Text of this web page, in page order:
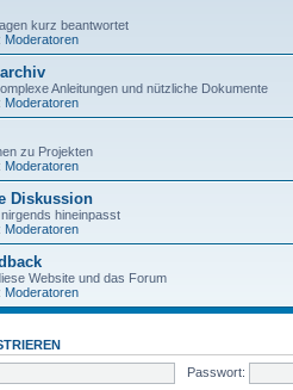
kurz beantwortet
Moderatoren
Anleitungen und nützliche Dokumente
Moderatoren
zu Projekten
Moderatoren
Diskussion
hineinpasst
Moderatoren
Website und das Forum
Moderatoren
Passwort: